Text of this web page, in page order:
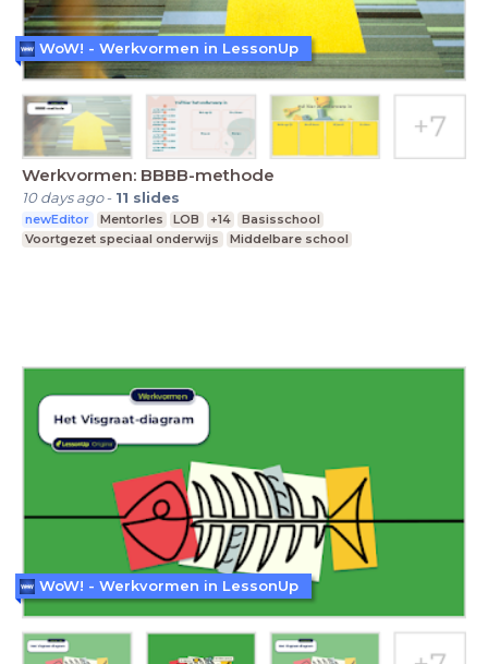
Werkvormen: BBBB-methode
10 days ago- 11 slides
newEditor Mentorles LOB +14
Basisschool
Voortgezet speciaal onderwijs
Middelbare school
WoW! - Werkvormen in LessonUp
WoW! - Werkvormen in LessonUp